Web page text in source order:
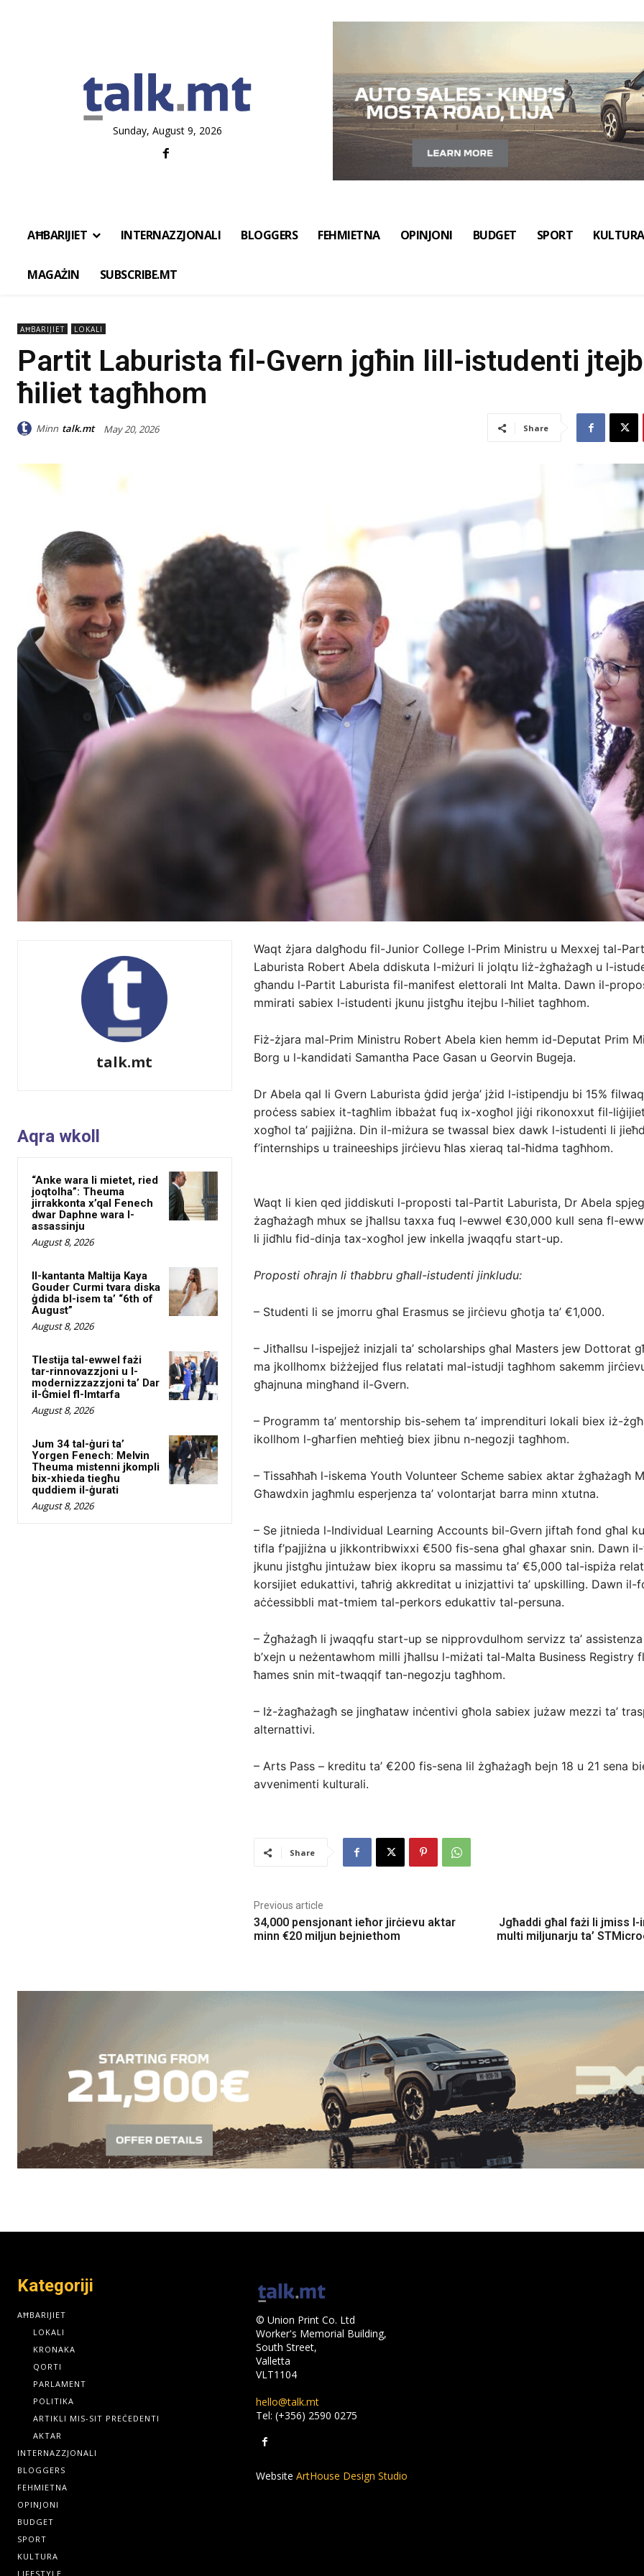
Sunday, August 9, 2026
AĦBARIJIET INTERNAZZJONALI BLOGGERS FEHMIETNA OPINJONI BUDGET SPORT KULTURA
MAGAŻIN SUBSCRIBE.MT
AĦBARIJIET LOKALI
Partit Laburista fil-Gvern jgħin lill-istudenti
ħiliet tagħhom
Minn talk.mt May 20, 2026 Share
talk.mt
Aqra wkoll
“Anke wara li mietet, ried
joqtolha”: Theuma
jirrakkonta x’qal Fenech
dwar Daphne wara l-
assassinju
August 8, 2026
Il-kantanta Maltija Kaya
Gouder Curmi tvara diska
ġdida bl-isem ta’ “6th of
August”
August 8, 2026
Tlestija tal-ewwel fażi
tar-rinnovazzjoni u l-
modernizzazzjoni ta’ Dar
il-Ġmiel fl-Imtarfa
August 8, 2026
Jum 34 tal-ġuri ta’
Yorgen Fenech: Melvin
Theuma mistenni jkompli
bix-xhieda tiegħu
quddiem il-ġurati
August 8, 2026
Waqt żjara dalgħodu fil-Junior College l-Prim Ministru u Mexxej tal-
Laburista Robert Abela ddiskuta l-miżuri li jolqtu liż-żgħażagħ u l-
għandu l-Partit Laburista fil-manifest elettorali Int Malta. Dawn il-
mmirati sabiex l-istudenti jkunu jistgħu itejbu l-ħiliet tagħhom.
Fiż-żjara mal-Prim Ministru Robert Abela kien hemm id-Deputat Prim
Borg u l-kandidati Samantha Pace Gasan u Georvin Bugeja.
Dr Abela qal li Gvern Laburista ġdid jerġa’ jżid l-istipendju bi 15%
proċess sabiex it-tagħlim ibbażat fuq ix-xogħol jiġi rikonoxxut fil-
xogħol ta’ pajjiżna. Din il-miżura se twassal biex dawk l-istudenti li
f’internships u traineeships jirċievu ħlas xieraq tal-ħidma tagħhom.
Waqt li kien qed jiddiskuti l-proposti tal-Partit Laburista, Dr Abela
żagħażagħ mhux se jħallsu taxxa fuq l-ewwel €30,000 kull sena fl-
li jidħlu fid-dinja tax-xogħol jew inkella jwaqqfu start-up.
Proposti oħrajn li tħabbru għall-istudenti jinkludu:
– Studenti li se jmorru għal Erasmus se jirċievu għotja ta’ €1,000.
– Jitħallsu l-ispejjeż inizjali ta’ scholarships għal Masters jew Dottorat
ma jkollhomx biżżejjed flus relatati mal-istudji tagħhom sakemm
għajnuna mingħand il-Gvern.
– Programm ta’ mentorship bis-sehem ta’ imprendituri lokali biex iż-
ikollhom l-għarfien meħtieġ biex jibnu n-negozji tagħhom.
– Tissaħħaħ l-iskema Youth Volunteer Scheme sabiex aktar żgħażagħ
Għawdxin jagħmlu esperjenza ta’ volontarjat barra minn xtutna.
– Se jitnieda l-Individual Learning Accounts bil-Gvern jiftaħ fond għal
tifla f’pajjiżna u jikkontribwixxi €500 fis-sena għal għaxar snin. Dawn
jkunu jistgħu jintużaw biex ikopru sa massimu ta’ €5,000 tal-ispiża
korsijiet edukattivi, taħriġ akkreditat u inizjattivi ta’ upskilling. Dawn il-
aċċessibbli mat-tmiem tal-perkors edukattiv tal-persuna.
– Żgħażagħ li jwaqqfu start-up se nipprovdulhom servizz ta’
b’xejn u neżentawhom milli jħallsu l-miżati tal-Malta Business Registry
ħames snin mit-twaqqif tan-negozju tagħhom.
– Iż-żagħażagħ se jingħataw inċentivi għola sabiex jużaw mezzi ta’
alternattivi.
– Arts Pass – kreditu ta’ €200 fis-sena lil żgħażagħ bejn 18 u 21 sena
avvenimenti kulturali.
Share
Previous article
34,000 pensjonant ieħor jirċievu aktar
minn €20 miljun bejniethom
Jgħaddi għal fażi li jmiss
multi miljunarju ta’
Kategoriji
AĦBARIJIET
LOKALI
KRONAKA
QORTI
PARLAMENT
POLITIKA
ARTIKLI MIS-SIT PREĊEDENTI
AKTAR
INTERNAZZJONALI
BLOGGERS
FEHMIETNA
OPINJONI
BUDGET
SPORT
KULTURA
LIFESTYLE
© Union Print Co. Ltd
Worker's Memorial Building,
South Street,
Valletta
VLT1104
hello@talk.mt
Tel: (+356) 2590 0275
Website ArtHouse Design Studio